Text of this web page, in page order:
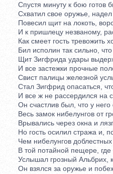
Спустя минуту к бою готов
Схватил свое оружье,
Повесил щит на локоть,
И к пришлецу незваному,
Как смеет гость тревожить
Бил исполин так сильно, что
Щит Зигфрида удары
И все застежки прочные
Свист палицы железной
Стал Зигфрид опасаться,
И все ж не рассердился на
Он счастлив был, что у него
Весь замок нибелунгов от
Врывались через окна и лязг
Но гость осилил стража и,
Чем нибелунгов доблестных
В той потайной пещере, где
Услышал грозный Альбрих,
Он взялся за оружье и